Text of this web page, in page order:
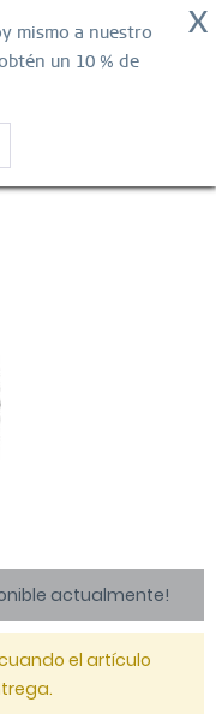
X
mismo a nuestro
un 10 % de
actualmente!
el artículo